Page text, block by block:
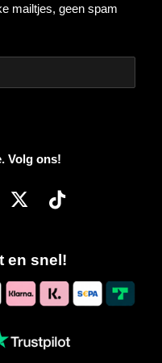
mailtjes, geen spam
Volg ons!
X
T
T
o
k
en snel!